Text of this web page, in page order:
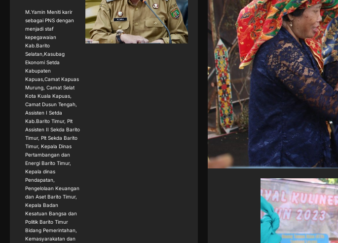
M.Yamin Meniti karir
sebagai PNS dengan
menjadi staf
kepegawaian
Kab.Barito
Selatan,Kasubag
Ekonomi Setda
Kabupaten
Kapuas,Camat Kapuas
Murung, Camat Selat
Kota Kuala Kapuas,
Camat Dusun Tengah,
Assisten I Setda
Kab.Barito Timur, Plt
Assisten II Sekda Barito
Timur, Plt Sekda Barito
Timur, Kepala Dinas
Pertambangan dan
Energi Barito Timur,
Kepala dinas
Pendapatan,
Pengelolaan Keuangan
dan Aset Barito Timur,
Kepala Badan
Kesatuan Bangsa dan
Politik Barito Timur
Bidang Pemerintahan,
Kemasyarakatan dan